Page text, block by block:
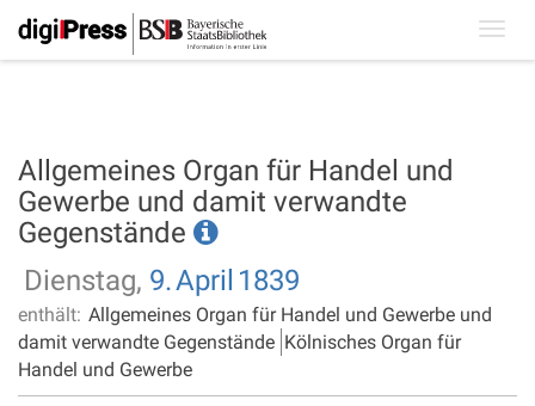
Allgemeines Organ für Handel und
Gewerbe und damit verwandte
Gegenstände
Dienstag, 9.April 1839
enthält: Allgemeines Organ für Handel und Gewerbe und
damit verwandte Gegenstände Kölnisches Organ für
Handel und Gewerbe